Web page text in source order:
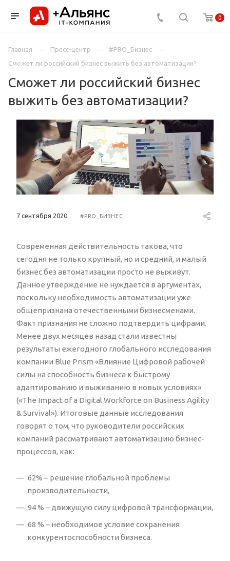
0
Главная Пресс-центр
#PRO_Бизнес
Сможет ли российский бизнес выжить без автоматизации?
Сможет ли российский бизнес
выжить без автоматизации?
7 сентября 2020 #PRO_БИЗНЕС
Современная действительность такова, что
сегодня не только крупный, но и средний, и малый
бизнес без автоматизации просто не выживут.
Данное утверждение не нуждается в аргументах,
поскольку необходимость автоматизации уже
общепризнана отечественными бизнесменами.
Факт признания не сложно подтвердить цифрами.
Менее двух месяцев назад стали известны
результаты ежегодного глобального исследования
компании Blue Prism «Влияние Цифровой рабочей
силы на способность бизнеса к быстрому
адаптированию и выживанию в новых условиях»
(«The Impact of a Digital Workforce on Business Agility
& Survival»). Итоговые данные исследования
говорят о том, что руководители российских
компаний рассматривают автоматизацию бизнес-
процессов, как:
62% – решение глобальной проблемы
производительности,
94 % – движущую силу цифровой трансформации,
68 % – необходимое условие сохранения
конкурентоспособности бизнеса.